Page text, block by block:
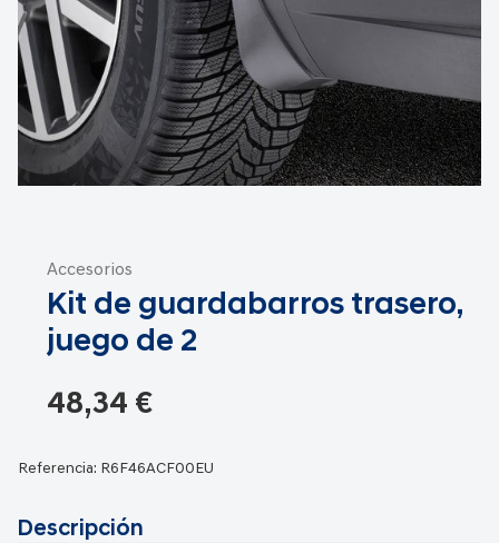
Accesorios
Kit de guardabarros trasero,
juego de 2
48,34 €
Referencia: R6F46ACF00EU
Descripción
de
imágenes
comienzo
galería
imágenes